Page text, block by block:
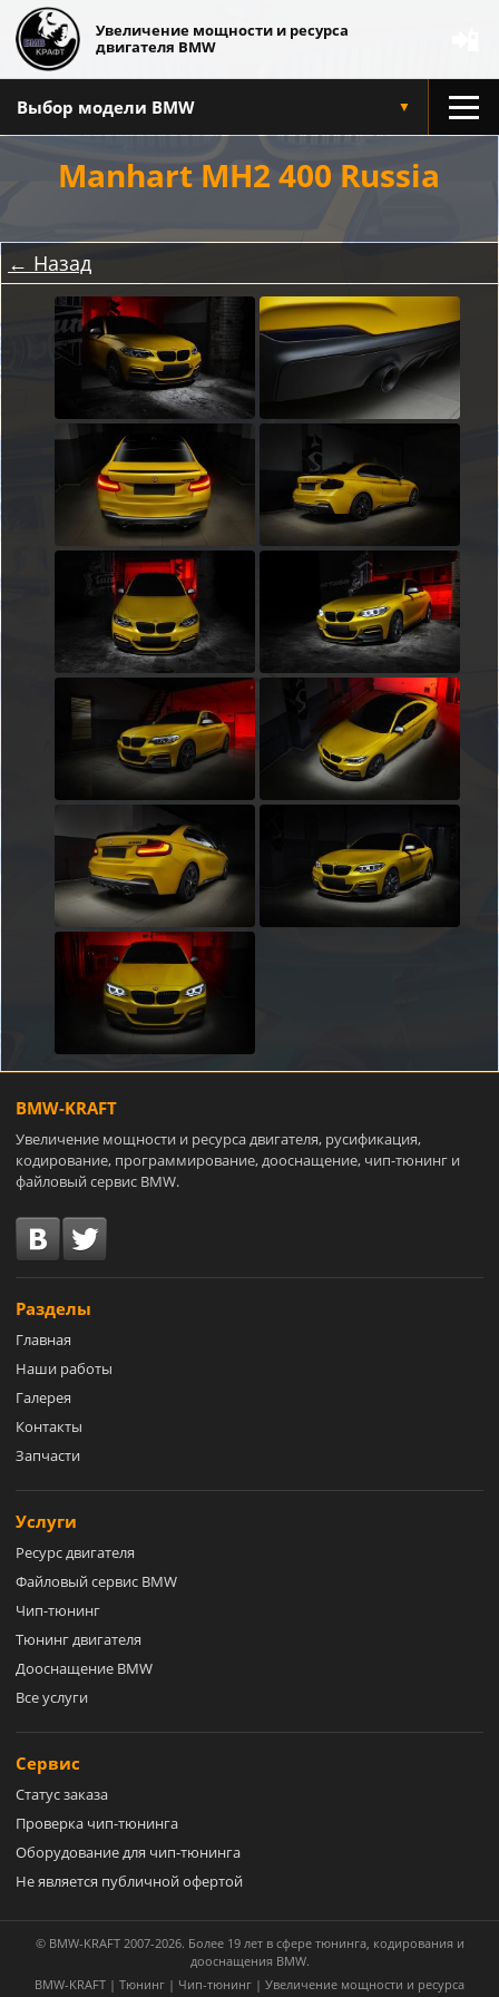
Увеличение мощности и ресурса
двигателя BMW
Выбор модели BMW ▼
Manhart MH2 400 Russia
← Назад
BMW-KRAFT
Увеличение мощности и ресурса двигателя, русификация,
кодирование, программирование, дооснащение, чип-тюнинг и
файловый сервис BMW.
Разделы
Главная
Наши работы
Галерея
Контакты
Запчасти
Услуги
Ресурс двигателя
Файловый сервис BMW
Чип-тюнинг
Тюнинг двигателя
Дооснащение BMW
Все услуги
Сервис
Статус заказа
Проверка чип-тюнинга
Оборудование для чип-тюнинга
Не является публичной офертой
© BMW-KRAFT 2007-2026. Более 19 лет в сфере тюнинга, кодирования и
дооснащения BMW.
BMW-KRAFT | Тюнинг | Чип-тюнинг | Увеличение мощности и ресурса